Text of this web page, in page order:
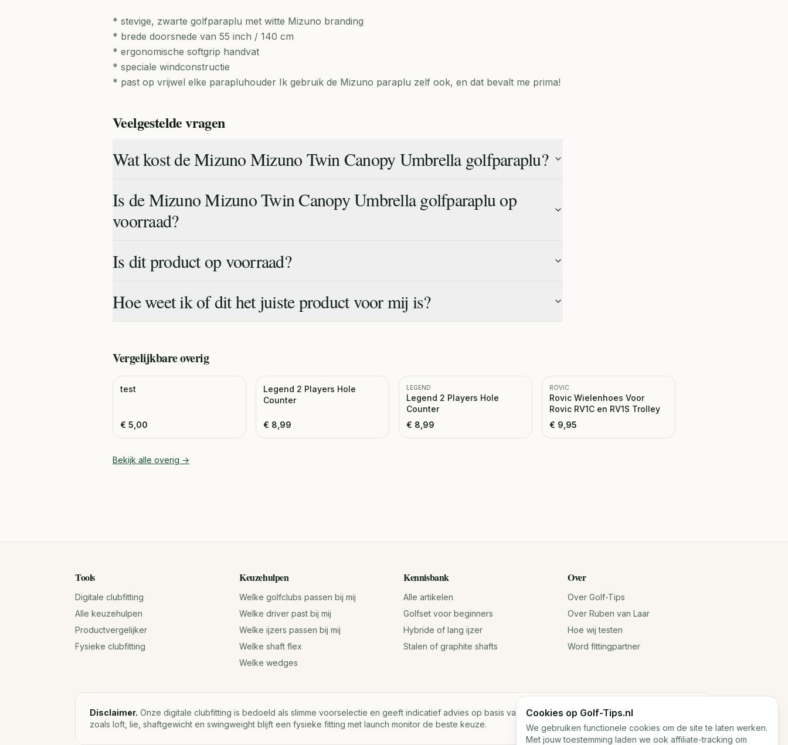
* stevige, zwarte golfparaplu met witte Mizuno branding
* brede doorsnede van 55 inch / 140 cm
* ergonomische softgrip handvat
* speciale windconstructie
* past op vrijwel elke parapluhouder Ik gebruik de Mizuno paraplu zelf ook, en dat bevalt me prima!
Veelgestelde vragen
Wat kost de Mizuno Mizuno Twin Canopy Umbrella golfparaplu?
Is de Mizuno Mizuno Twin Canopy Umbrella golfparaplu op
voorraad?
Is dit product op voorraad?
Hoe weet ik of dit het juiste product voor mij is?
Vergelijkbareoverig
test
€ 5,00
Legend 2 Players Hole
Counter
€ 8,99
LEGEND
Legend 2 Players Hole
Counter
€ 8,99
ROVIC
Rovic Wielenhoes Voor
Rovic RV1C en RV1S Trolley
€ 9,95
Bekijk alle overig →
Tools
Digitale clubfitting
Alle keuzehulpen
Productvergelijker
Fysieke clubfitting
Keuzehulpen
Welke golfclubs passen bij mij
Welke driver past bij mij
Welke ijzers passen bij mij
Welke shaft flex
Welke wedges
Kennisbank
Alle artikelen
Golfset voor beginners
Hybride of lang ijzer
Stalen of graphite shafts
Over
Over Golf-Tips
Over Ruben van Laar
Hoe wij testen
Word fittingpartner
Disclaimer. Onze digitale clubfitting is bedoeld als slimme voorselectie en geeft indicatief advies op basis van jouw antwoorden. Voor exacte specificaties
zoals loft, lie, shaftgewicht en swingweight blijft een fysieke fitting met launch monitor de beste keuze.
Cookies op Golf-Tips.nl
We gebruiken functionele cookies om de site te laten werken.
Met jouw toestemming laden we ook affiliate-tracking om